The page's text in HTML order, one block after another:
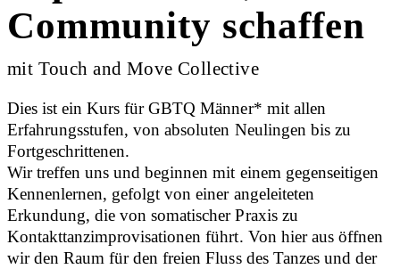
Community schaffen
mit Touch and Move Collective
Dies ist ein Kurs für GBTQ Männer* mit allen
Erfahrungsstufen, von absoluten Neulingen bis zu
Fortgeschrittenen.
Wir treffen uns und beginnen mit einem gegenseitigen
Kennenlernen, gefolgt von einer angeleiteten
Erkundung, die von somatischer Praxis zu
Kontakttanzimprovisationen führt. Von hier aus öffnen
wir den Raum für den freien Fluss des Tanzes und der